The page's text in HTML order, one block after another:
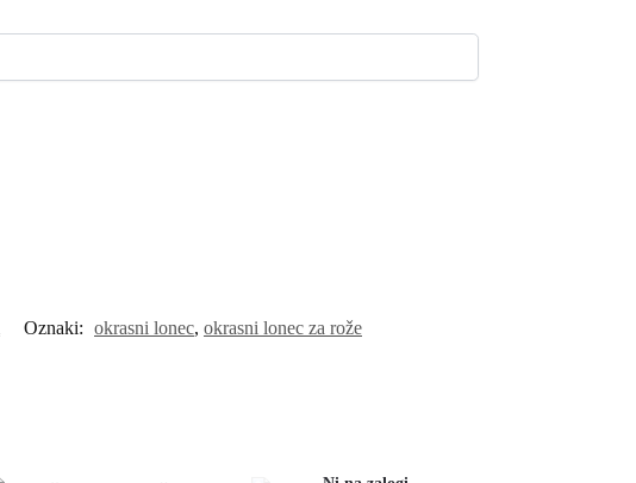
Oznaki: okrasni lonec, okrasni lonec za rože